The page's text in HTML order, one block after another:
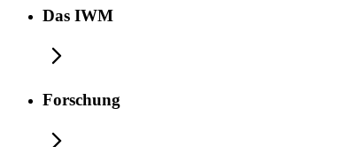
Das IWM
Forschung